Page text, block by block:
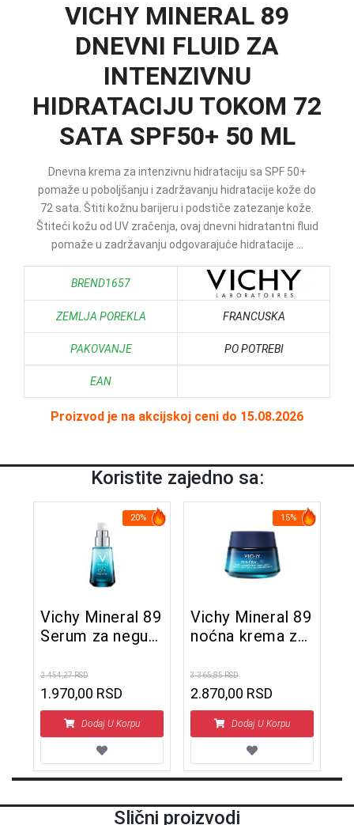
VICHY MINERAL 89
DNEVNI FLUID ZA
INTENZIVNU
HIDRATACIJU TOKOM 72
SATA SPF50+ 50 ML
Dnevna krema za intenzivnu hidrataciju sa SPF 50+
pomaže u poboljšanju i zadržavanju hidratacije kože do
72 sata. Štiti kožnu barijeru i podstiče zatezanje kože.
Štiteći kožu od UV zračenja, ovaj dnevni hidratantni fluid
pomaže u zadržavanju odgovarajuće hidratacije ...
BREND1657
ZEMLJA POREKLA FRANCUSKA
PAKOVANJE PO POTREBI
EAN
Proizvod je na akcijskoj ceni do 15.08.2026
Koristite zajedno sa:
20%
Vichy Mineral 89
Serum za negu
15 ml
2.454,27 RSD
1.970,00 RSD
Dodaj U Korpu
15%
Vichy Mineral 89
noćna krema za
hidratacije 50 ml
3.365,85 RSD
2.870,00 RSD
Dodaj U Korpu
Slični proizvodi